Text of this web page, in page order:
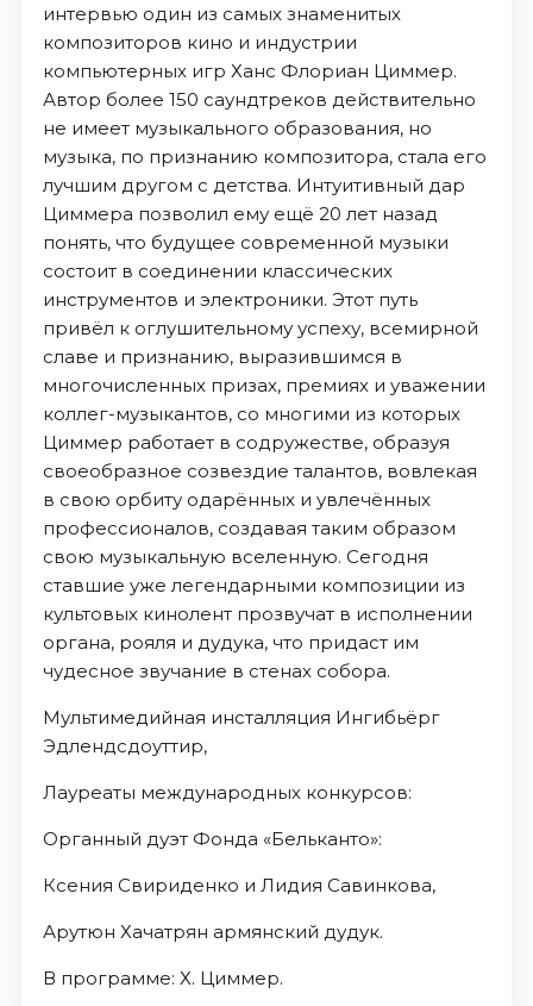
интервью один из самых знаменитых
композиторов кино и индустрии
компьютерных игр Ханс Флориан Циммер.
Автор более 150 саундтреков действительно
не имеет музыкального образования, но
музыка, по признанию композитора, стала его
лучшим другом с детства. Интуитивный дар
Циммера позволил ему ещё 20 лет назад
понять, что будущее современной музыки
состоит в соединении классических
инструментов и электроники. Этот путь
привёл к оглушительному успеху, всемирной
славе и признанию, выразившимся в
многочисленных призах, премиях и уважении
коллег-музыкантов, со многими из которых
Циммер работает в содружестве, образуя
своеобразное созвездие талантов, вовлекая
в свою орбиту одарённых и увлечённых
профессионалов, создавая таким образом
свою музыкальную вселенную. Сегодня
ставшие уже легендарными композиции из
культовых кинолент прозвучат в исполнении
органа, рояля и дудука, что придаст им
чудесное звучание в стенах собора.
Мультимедийная инсталляция Ингибьёрг
Эдлендсдоуттир,
Лауреаты международных конкурсов:
Органный дуэт Фонда «Бельканто»:
Ксения Свириденко и Лидия Савинкова,
Арутюн Хачатрян армянский дудук.
В программе: Х. Циммер.